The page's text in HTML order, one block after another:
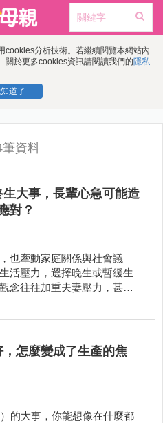
cookies分析技術。若繼續閱覽本網站內
關於更多cookies資訊請閱讀我們的隱私
道了
資料
大事，長輩心急可能造
對？
也牽動家庭關係與社會議
活壓力，選擇晚生或暫緩生
念往往加重夫妻壓力，甚至
怎麼變成了生產的焦
的大事，你能想像在什麼都